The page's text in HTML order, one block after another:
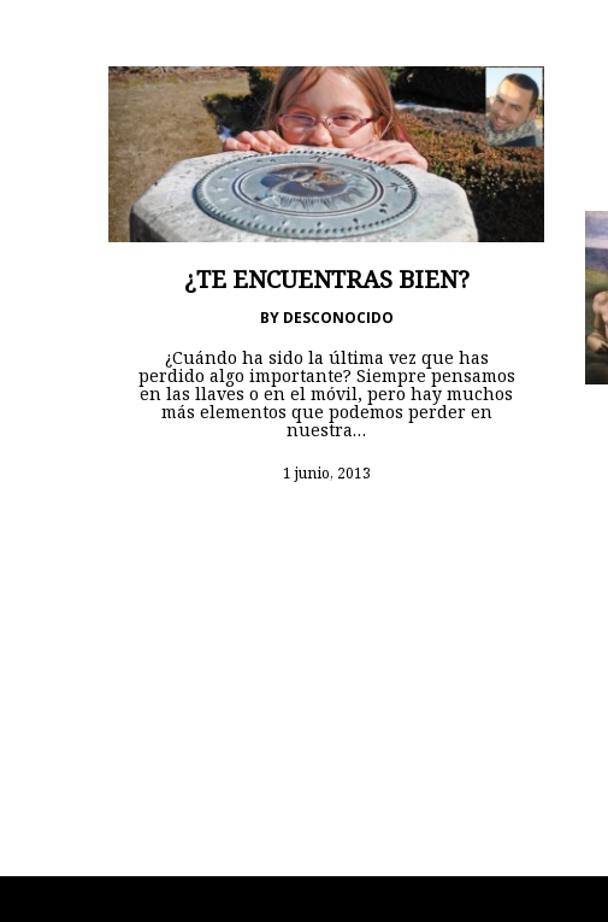
¿TE ENCUENTRAS BIEN?
BY DESCONOCIDO
¿Cuándo ha sido la última vez que has
perdido algo importante? Siempre pensamos
en las llaves o en el móvil, pero hay muchos
más elementos que podemos perder en
nuestra…
1 junio, 2013